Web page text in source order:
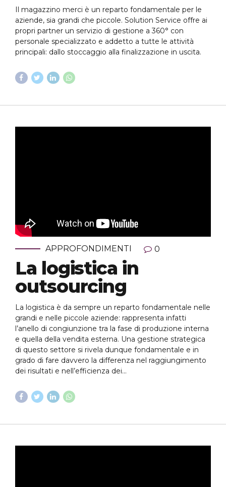
Il magazzino merci è un reparto fondamentale per le
aziende, sia grandi che piccole. Solution Service offre ai
propri partner un servizio di gestione a 360° con
personale specializzato e addetto a tutte le attività
principali: dallo stoccaggio alla finalizzazione in uscita.
APPROFONDIMENTI 0
La logistica in
outsourcing
La logistica è da sempre un reparto fondamentale nelle
grandi e nelle piccole aziende: rappresenta infatti
l’anello di congiunzione tra la fase di produzione interna
e quella della vendita esterna. Una gestione strategica
di questo settore si rivela dunque fondamentale e in
grado di fare davvero la differenza nel raggiungimento
dei risultati e nell’efficienza dei...